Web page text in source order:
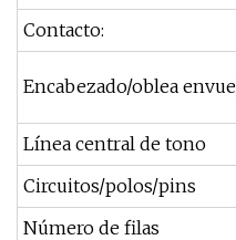
Contacto:
Encabezado/oblea
Línea central de tono
Circuitos/polos/pins
Número de filas